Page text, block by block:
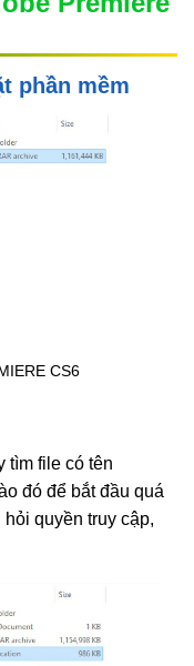
phần mềm
CS6
tìm file có tên
đó để bắt đầu quá
quyền truy cập,